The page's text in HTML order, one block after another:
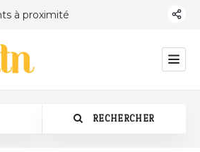
à proximité
RECHERCHER